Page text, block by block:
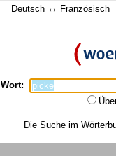
Deutsch ↔ Französisch
Wort:
Die Suche im